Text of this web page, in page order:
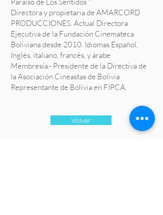
Directora y propietaria de AMARCORD
PRODUCCIONES. Actual Directora
Ejecutiva de la Fundación Cinemateca
Boliviana desde 2010. Idiomas Español,
Inglés, italiano, francés, y árabe
Membresía.- Presidente de la Directiva de
la Asociación Cineastas de Bolivia
Representante de Bolivia en FIPCA.
Volver